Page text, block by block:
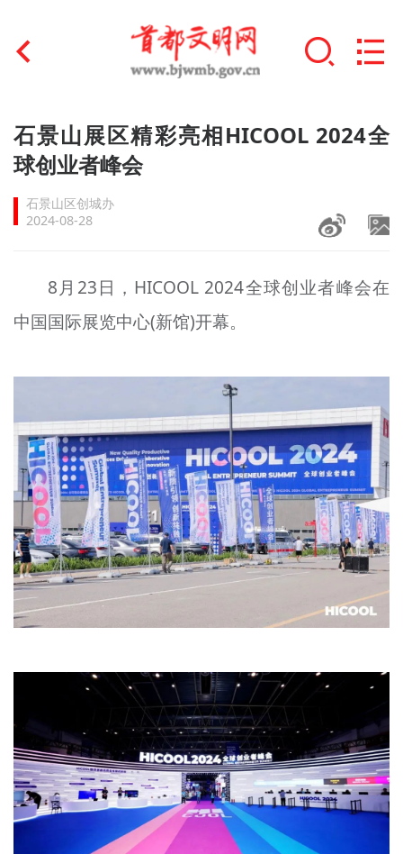
首页
文明创建
文明实践
未成年人思想道德建设
榜样人物
身边好人
文明评论
北京宣传文化引导基金
宣传思想文化人才
专题
资料库
+
石景山展区精彩亮相HICOOL 2024全
球创业者峰会
石景山区创城办
2024-08-28
8月23日，HICOOL 2024全球创业者峰会在
中国国际展览中心(新馆)开幕。